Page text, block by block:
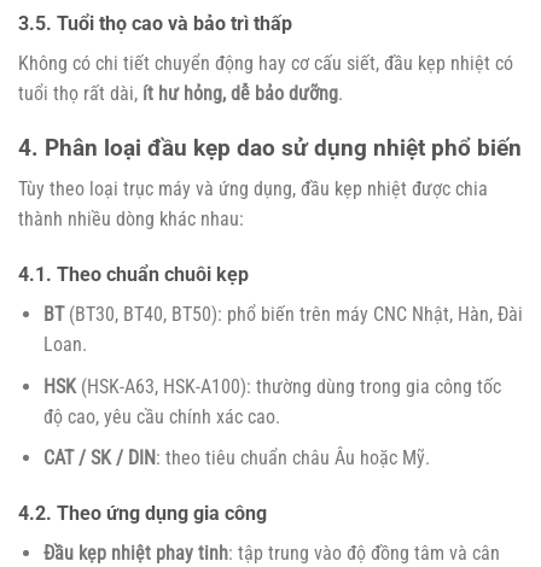
3.5. Tuổi thọ cao và bảo trì thấp
Không có chi tiết chuyển động hay cơ cấu siết, đầu kẹp nhiệt có
tuổi thọ rất dài, ít hư hỏng, dễ bảo dưỡng.
4. Phân loại đầu kẹp dao sử dụng nhiệt phổ biến
Tùy theo loại trục máy và ứng dụng, đầu kẹp nhiệt được chia
thành nhiều dòng khác nhau:
4.1. Theo chuẩn chuôi kẹp
BT(BT30, BT40, BT50): phổ biến trên máy CNC Nhật, Hàn, Đài
Loan.
HSK(HSK-A63, HSK-A100): thường dùng trong gia công tốc
độ cao, yêu cầu chính xác cao.
CAT / SK / DIN: theo tiêu chuẩn châu Âu hoặc Mỹ.
4.2. Theo ứng dụng gia công
Đầu kẹp nhiệt phay tinh: tập trung vào độ đồng tâm và cân